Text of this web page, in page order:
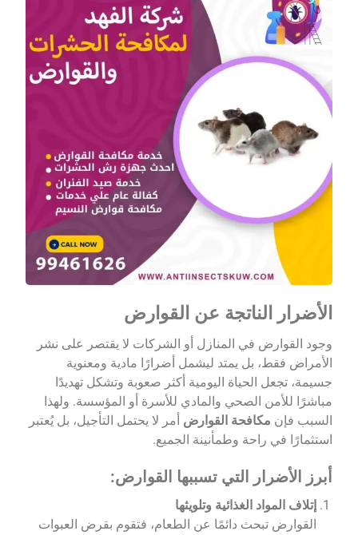
الأضرار الناتجة عن القوارض
وجود القوارض في المنازل أو الشركات لا يقتصر على نشر
الأمراض فقط، بل يمتد ليشمل أضرارًا مادية ومعنوية
جسيمة، تجعل الحياة اليومية أكثر صعوبة وتشكل تهديدًا
مباشرًا للأمن الصحي والمادي للأسرة أو المؤسسة. ولهذا
السبب فإن مكافحة القوارض أمر لا يحتمل التأجيل، بل يُعتبر
استثمارًا في راحة وطمأنينة الجميع.
أبرز الأضرار التي تسببها القوارض:
إتلاف المواد الغذائية وتلويثها
القوارض تبحث دائمًا عن الطعام، فتقوم بقرض العبوات